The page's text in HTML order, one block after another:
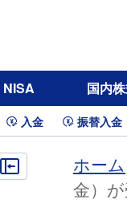
NISA 国内
入金 振替入金
ホーム
金）